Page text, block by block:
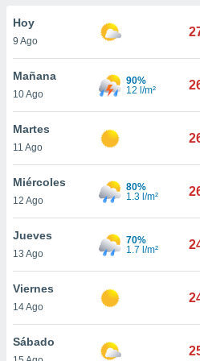
en
y
disponible
cookies
aceptar
Hoy
9 Ago
Mañana
10 Ago
90%
12 l/m²
Martes
11 Ago
Miércoles
12 Ago
80%
1.3 l/m²
Jueves
13 Ago
70%
1.7 l/m²
Viernes
14 Ago
Sábado